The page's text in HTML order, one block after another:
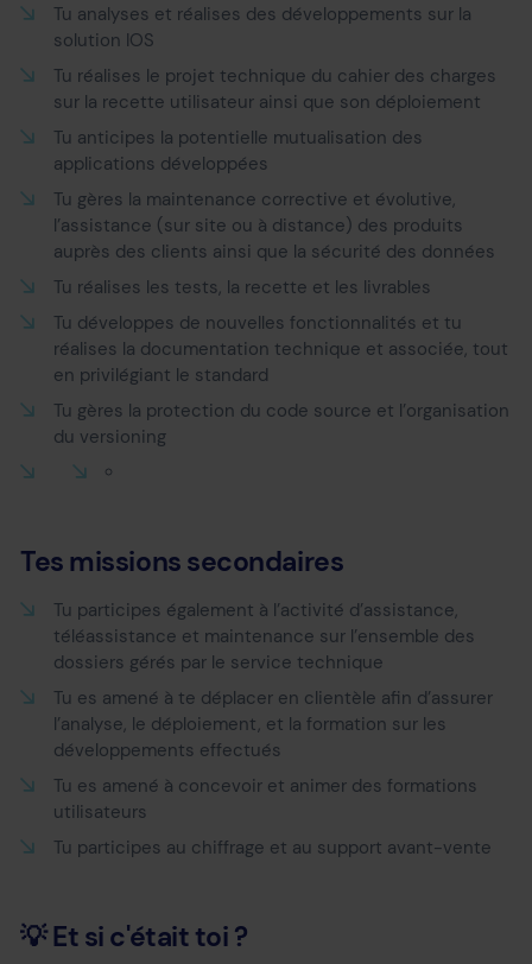
Tu analyses et réalises des développements sur la
solution IOS
Tu réalises le projet technique du cahier des charges
sur la recette utilisateur ainsi que son déploiement
Tu anticipes la potentielle mutualisation des
applications développées
Tu gères la maintenance corrective et évolutive,
l’assistance (sur site ou à distance) des produits
auprès des clients ainsi que la sécurité des données
Tu réalises les tests, la recette et les livrables
Tu développes de nouvelles fonctionnalités et tu
réalises la documentation technique et associée, tout
en privilégiant le standard
Tu gères la protection du code source et l’organisation
du versioning
Tes missions secondaires
Tu participes également à l’activité d’assistance,
téléassistance et maintenance sur l’ensemble des
dossiers gérés par le service technique
Tu es amené à te déplacer en clientèle afin d’assurer
l’analyse, le déploiement, et la formation sur les
développements effectués
Tu es amené à concevoir et animer des formations
utilisateurs
Tu participes au chiffrage et au support avant-vente
💡 Et si c'était toi ?